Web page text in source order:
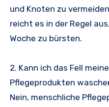
und Knoten zu
reicht es in der Regel
Woche zu bürsten.
2. Kann ich das Fell
Pflegeprodukten
Nein, menschliche